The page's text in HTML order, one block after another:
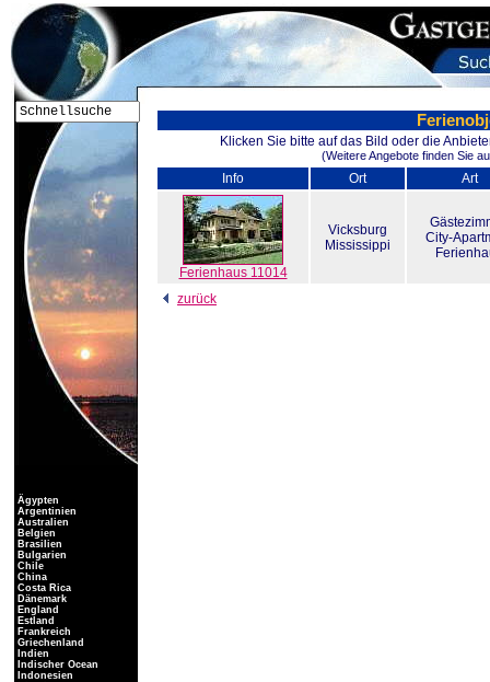
Klicken Sie bitte auf das Bild oder die
(Weitere Angebote finden Sie
Info Ort Art
Ferienhaus 11014
Vicksburg
Mississippi
City-
zurück
Ägypten
Argentinien
Australien
Belgien
Brasilien
Bulgarien
Chile
China
Costa Rica
Dänemark
England
Estland
Frankreich
Griechenland
Indien
Indischer Ocean
Indonesien